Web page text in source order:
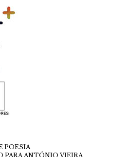
POESIA
PARA ANTÓNIO VIEIRA